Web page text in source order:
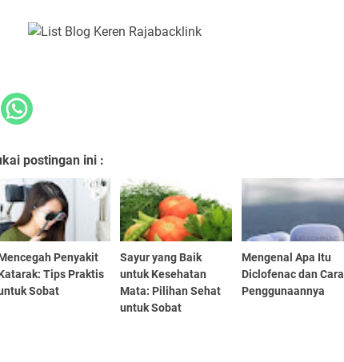
postingan ini :
Penyakit
Tips Praktis
Sobat
Sayur yang Baik
untuk Kesehatan
Mata: Pilihan Sehat
untuk Sobat
Mengenal Apa Itu
Diclofenac dan Cara
Penggunaannya